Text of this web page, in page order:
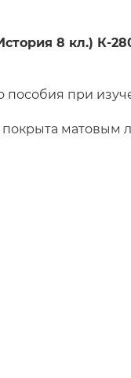
8 кл.) К-
пособия при
покрыта матовым